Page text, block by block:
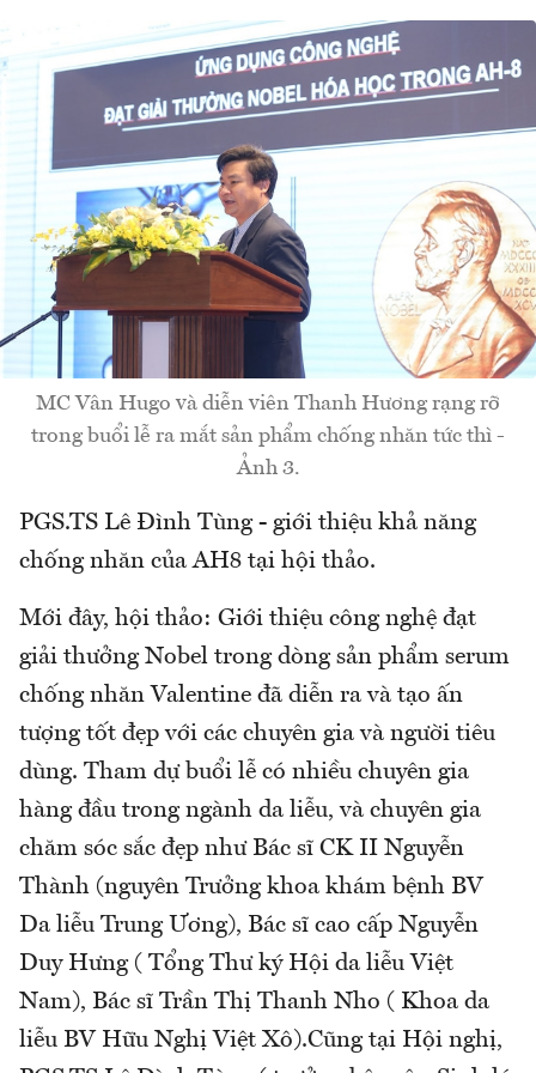
MC Vân Hugo và diễn viên Thanh Hương rạng rỡ
trong buổi lễ ra mắt sản phẩm chống nhăn tức thì -
Ảnh 3.
PGS.TS Lê Đình Tùng - giới thiệu khả năng
chống nhăn của AH8 tại hội thảo.
Mới đây, hội thảo: Giới thiệu công nghệ đạt
giải thưởng Nobel trong dòng sản phẩm serum
chống nhăn Valentine đã diễn ra và tạo ấn
tượng tốt đẹp với các chuyên gia và người tiêu
dùng. Tham dự buổi lễ có nhiều chuyên gia
hàng đầu trong ngành da liễu, và chuyên gia
chăm sóc sắc đẹp như Bác sĩ CK II Nguyễn
Thành (nguyên Trưởng khoa khám bệnh BV
Da liễu Trung Ương), Bác sĩ cao cấp Nguyễn
Duy Hưng ( Tổng Thư ký Hội da liễu Việt
Nam), Bác sĩ Trần Thị Thanh Nho ( Khoa da
liễu BV Hữu Nghị Việt Xô).Cũng tại Hội nghị,